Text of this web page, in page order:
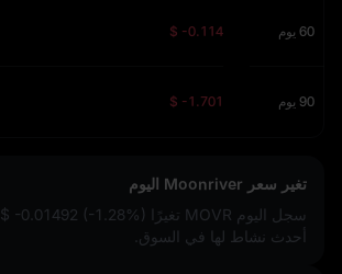
60 يوم $ -0.114
90 يوم $ -1.701
تغير سعر Moonriver اليوم
سجل اليوم MOVR تغيرًا
$ -0.01492 (-1.28%)
أحدث نشاط لها في السوق.